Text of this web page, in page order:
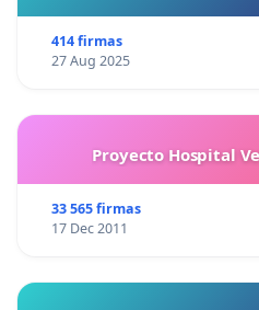
414 firmas
27 Aug 2025
Proyecto Hospital
33 565 firmas
17 Dec 2011